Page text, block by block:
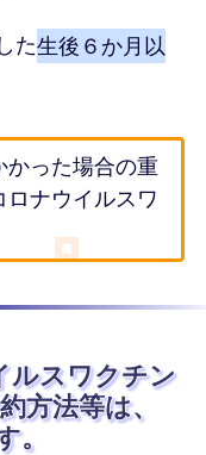
た生後６か月以
かった場合の重
ナウイルスワ
ルスワクチン
方法等は、
。